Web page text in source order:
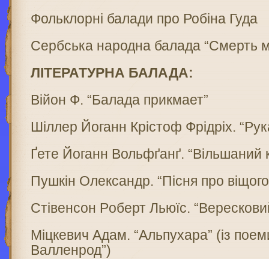
Фольклорні балади про Робіна Гуда
Cербська народна балада “Смерть
ЛІТЕРАТУРНА БАЛАДА:
Війон Ф. “Балада прикмает”
Шiллер Йoганн Крiстоф Фрiдріх.
Ґете Йоганн Вольфґанґ. “Вільшаний
Пушкін Олексaндр. “Пісня про
Стiвенсон Рoберт Льюїс.
Міцкeвич Aдам. “Альпухара” (із
Валленрод”)